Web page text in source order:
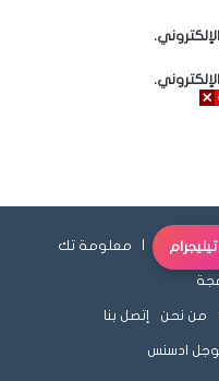
معلومة تك
من نحن إتصل بنا
ادسنس